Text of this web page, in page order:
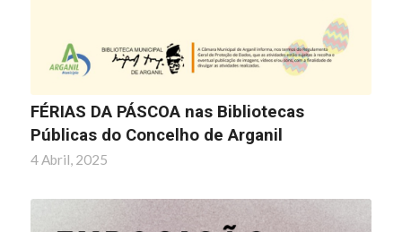
FÉRIAS DA PÁSCOA nas Bibliotecas
Públicas do Concelho de Arganil
4 Abril, 2025